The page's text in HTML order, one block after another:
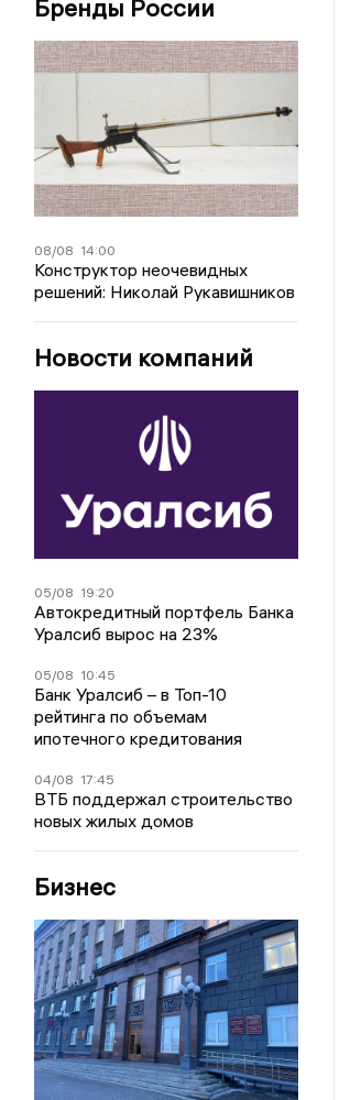
Бренды России
08/08 14:00
Конструктор неочевидных
решений: Николай Рукавишников
Новости компаний
05/08 19:20
Автокредитный портфель Банка
Уралсиб вырос на 23%
05/08 10:45
Банк Уралсиб – в Топ-10
рейтинга по объемам
ипотечного кредитования
04/08 17:45
ВТБ поддержал строительство
новых жилых домов
Бизнес